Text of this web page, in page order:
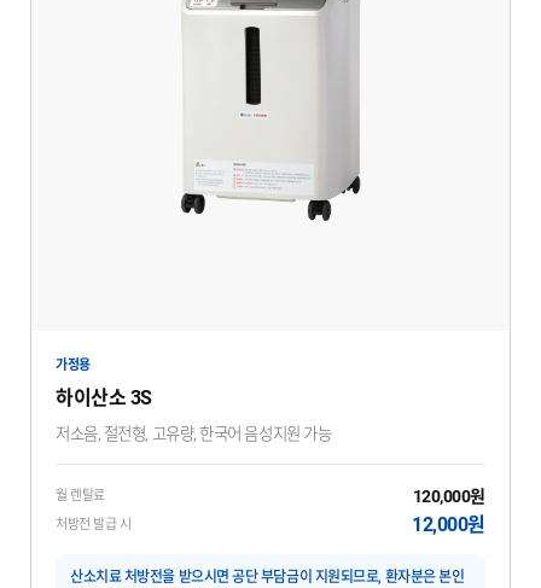
가정용
하이산소 3S
저소음, 절전형, 고유량, 한국어 음성지원 가능
월 렌탈료 120,000원
처방전 발급 시 12,000원
산소치료 처방전을 받으시면 공단 부담금이 지원되므로, 환자분은 본인